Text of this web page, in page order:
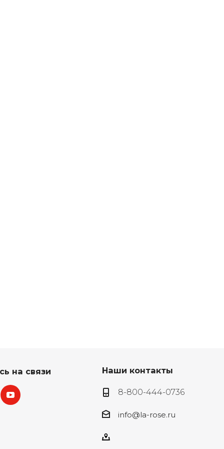
на связи Наши контакты
8-800-444-0736
info@la-rose.ru